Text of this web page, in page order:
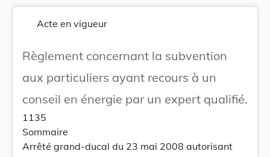
Acte en vigueur
Règlement concernant la subvention
aux particuliers ayant recours à un
conseil en énergie par un expert qualifié.
1135
Sommaire
Arrêté grand-ducal du 23 mai 2008 autorisant